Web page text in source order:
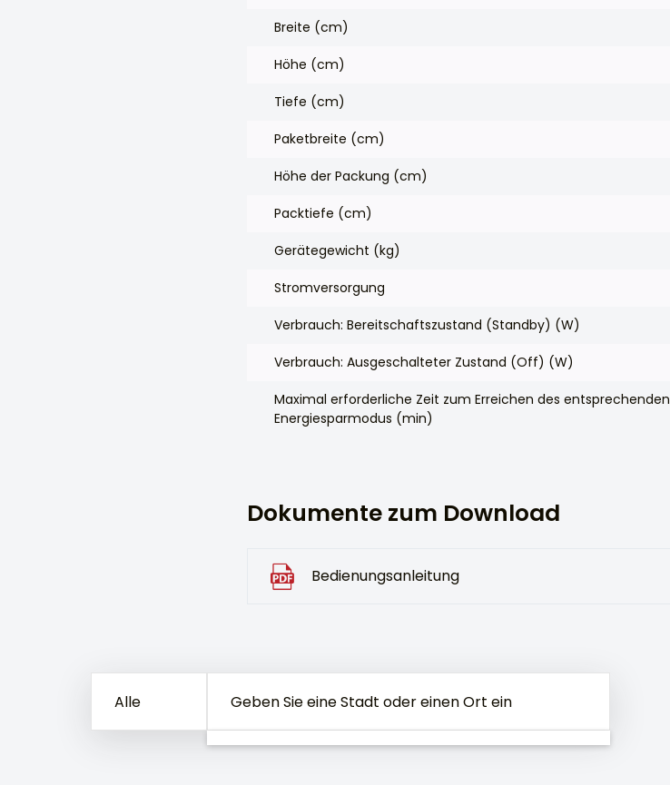
Breite (cm)
Höhe (cm)
Tiefe (cm)
Paketbreite (cm)
Höhe der Packung (cm)
Packtiefe (cm)
Gerätegewicht (kg)
Stromversorgung
Verbrauch: Bereitschaftszustand (Standby) (W)
Verbrauch: Ausgeschalteter Zustand (Off) (W)
Maximal erforderliche Zeit zum Erreichen des entsprechenden
Energiesparmodus (min)
Dokumente zum Download
Bedienungsanleitung